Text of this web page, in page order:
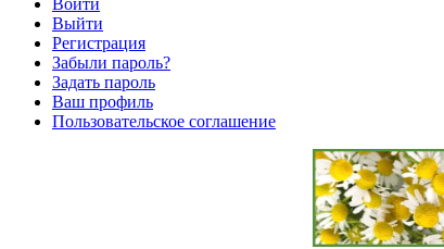
Войти
Выйти
Регистрация
Забыли пароль?
Задать пароль
Ваш профиль
Пользовательское соглашение